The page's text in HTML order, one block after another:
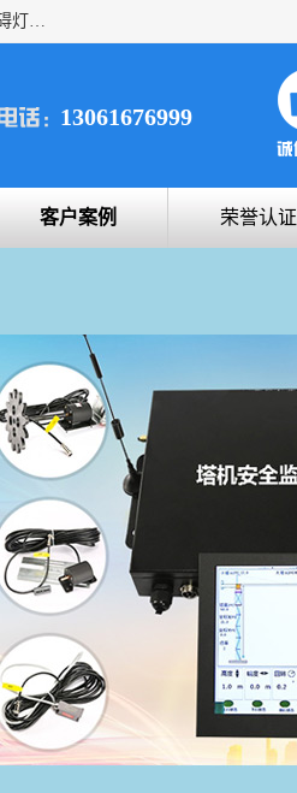
上海宇叶电子科技有限公司是吊钩视频监控、升降机监控、卸料平台监控、塔吊防碰撞、黑匣子防碰撞、风速仪，太阳能障碍灯安全提示灯等一系列升降机的常用配件产品专业研发生产加工的公司，拥有完整、科学的质量管理体系。
13061676999
客户案例 荣誉认证